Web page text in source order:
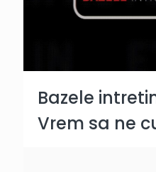
Bazele
Vrem sa ne